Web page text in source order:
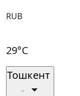
RUB
29°C
Тошкент